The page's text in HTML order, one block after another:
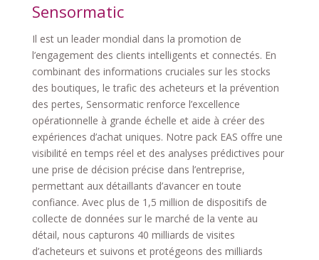
Sensormatic
Il est un leader mondial dans la promotion de
l’engagement des clients intelligents et connectés. En
combinant des informations cruciales sur les stocks
des boutiques, le trafic des acheteurs et la prévention
des pertes, Sensormatic renforce l’excellence
opérationnelle à grande échelle et aide à créer des
expériences d’achat uniques. Notre pack EAS offre une
visibilité en temps réel et des analyses prédictives pour
une prise de décision précise dans l’entreprise,
permettant aux détaillants d’avancer en toute
confiance. Avec plus de 1,5 million de dispositifs de
collecte de données sur le marché de la vente au
détail, nous capturons 40 milliards de visites
d’acheteurs et suivons et protégeons des milliards